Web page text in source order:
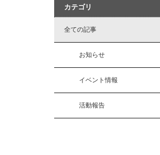
カテゴリ
全ての記事
お知らせ
イベント情報
活動報告